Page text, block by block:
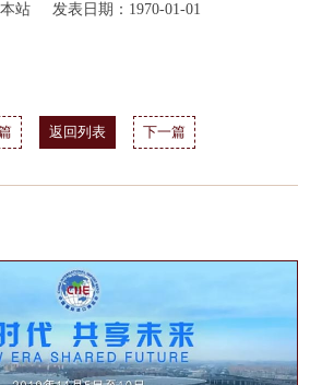
站 发表日期：1970-01-01
返回列表 下一篇